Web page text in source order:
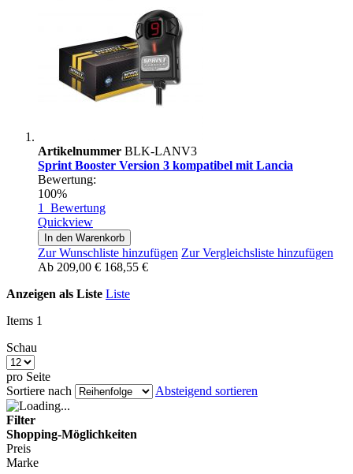
Artikelnummer BLK-LANV3
Sprint Booster Version 3 kompatibel mit Lancia
Bewertung:
100%
1 Bewertung
Quickview
In den Warenkorb
Zur Wunschliste hinzufügen Zur Vergleichsliste hinzufügen
Ab 209,00 € 168,55 €
Anzeigen als Liste Liste
Items 1
Schau
pro Seite
Sortiere nach
Absteigend sortieren
Filter
Shopping-Möglichkeiten
Preis
Marke